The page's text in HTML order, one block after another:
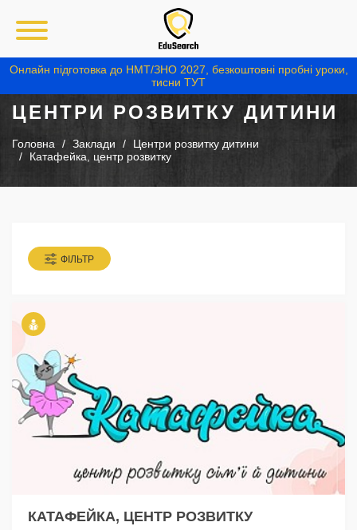
Онлайн підготовка до НМТ/ЗНО 2027, безкоштовні пробні уроки,
тисни ТУТ
ЦЕНТРИ РОЗВИТКУ ДИТИНИ
Головна Заклади
Центри розвитку дитини
Катафейка, центр розвитку
ФІЛЬТР
КАТАФЕЙКА, ЦЕНТР РОЗВИТКУ